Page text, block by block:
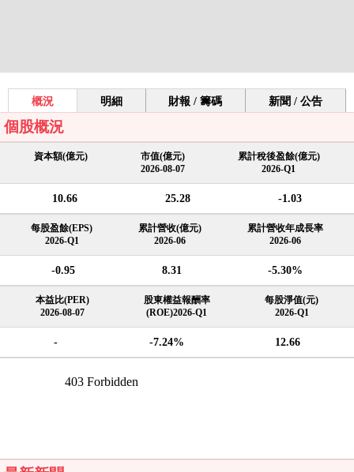
概況 明細 財報 / 籌碼 新聞 / 公告
個股概況
資本額(億元)
市值(億元)
2026-08-07
累計稅後盈餘(億元)
2026-Q1
10.66 25.28 -1.03
每股盈餘(EPS)
2026-Q1
累計營收(億元)
2026-06
累計營收年成長率
2026-06
-0.95 8.31 -5.30%
本益比(PER)
2026-08-07
股東權益報酬率
(ROE)2026-Q1
每股淨值(元)
2026-Q1
- -7.24% 12.66